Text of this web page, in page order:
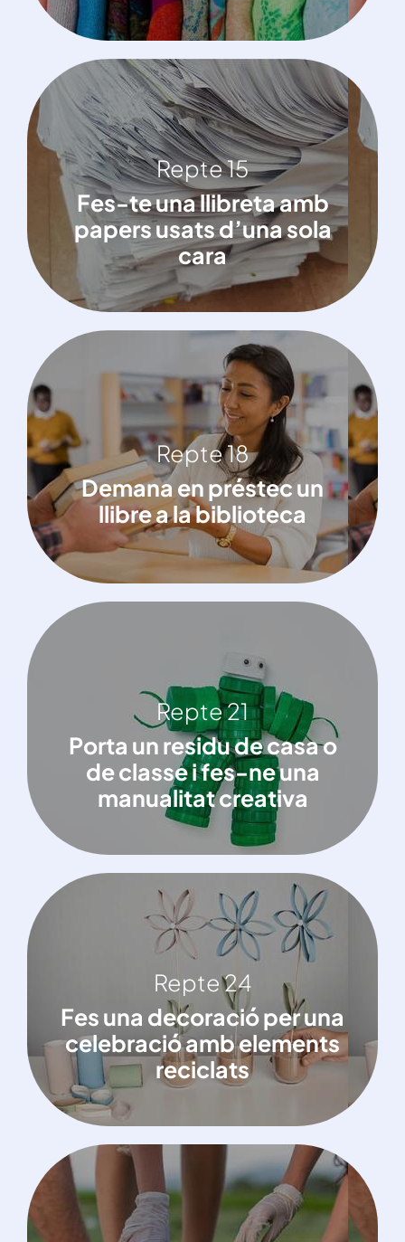
Repte 15
Fes-te una llibreta amb
papers usats d’una sola
cara
Repte 15
Fes-te una llibreta amb papers usats
d’una sola cara
Repte 18
Demana en préstec un
llibre a la biblioteca
Repte 18
Demana en préstec un llibre a la
biblioteca
Repte 21
Porta un residu de casa o
de classe i fes-ne una
manualitat creativa
Repte 21
Porta un residu de casa o de classe i
fes-ne una manualitat creativa
Repte 24
Fes una decoració per una
celebració amb elements
reciclats
Reto 24
Fes una decoració per una celebració
amb elements reciclats